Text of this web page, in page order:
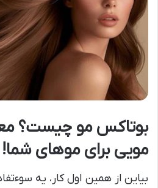
بوتاکس مو چیست؟
مویی برای موهای شما!
بیاین از همین اول کار، یه